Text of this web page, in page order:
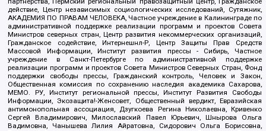
действие, Центр независимых социологических исследований, Сутяжник,
АКАДЕМИЯ ПО ПРАВАМ ЧЕЛОВЕКА, Частное учреждение в Калининграде по
административной поддержке реализации программ и проектов Совета
Министров северных стран, Центр развития некоммерческих организаций,
Гражданское содействие, Интернешнл-Р, Центр Защиты Прав Средств
Массовой Информации, Институт развития прессы - Сибирь, Частное
учреждение в Санкт-Петербурге по административной поддержке
реализации программ и проектов Совета Министров Северных Стран, Фонд
поддержки свободы прессы, Гражданский контроль, Человек и Закон,
Общественная комиссия по сохранению наследия академика Сахарова,
МЕМО. РУ, Институт региональной прессы, Институт Развития Свободы
Информации, Экозащита!-Женсовет, Общественный вердикт, Евразийская
антимонопольная ассоциация, Дзугкоева Регина Николаевна, Кривенко
Сергей Владимирович, Милославский Павел Юрьевич, Шнырова Ольга
Вадимовна, Чанышева Лилия Айратовна, Сидорович Ольга Борисовна,